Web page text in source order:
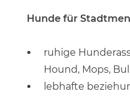
Hunde für
ruhige
Hound, Mops,
lebhafte